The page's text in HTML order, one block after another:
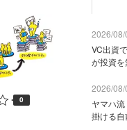
0
2026/
VC出資
が投資を
2026/
ヤマハ
掛ける